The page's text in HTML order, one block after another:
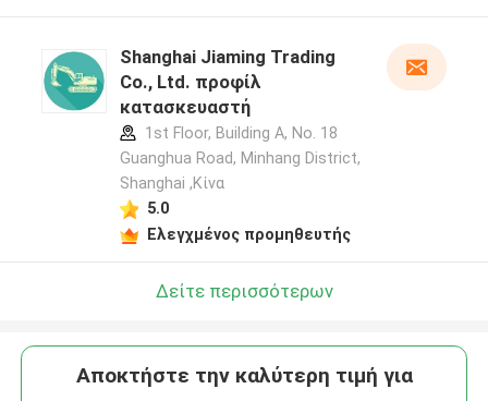
Shanghai Jiaming Trading
Co., Ltd. προφίλ
κατασκευαστή
1st Floor, Building A, No. 18
Guanghua Road, Minhang District,
Shanghai ,Κίνα
5.0
Ελεγχμένος προμηθευτής
Δείτε περισσότερων
Αποκτήστε την καλύτερη τιμή για